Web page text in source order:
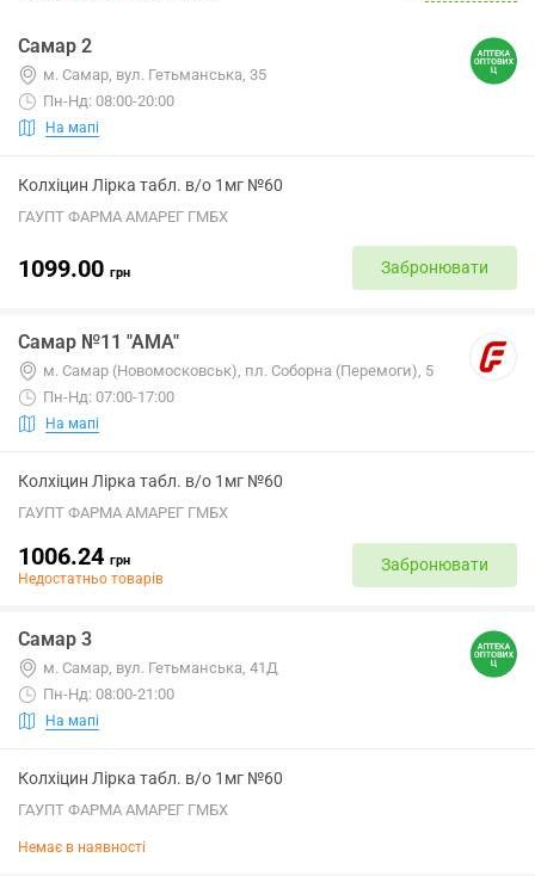
Самар 2
м. Самар, вул. Гетьманська, 35
Пн-Нд: 08:00-20:00
На мапі
Колхіцин Лірка табл. в/о 1мг №60
ГАУПТ ФАРМА АМАРЕГ ГМБХ
1099.00 грн Забронювати
Самар №11 "АМА"
м. Самар (Новомосковськ), пл. Соборна (Перемоги), 5
Пн-Нд: 07:00-17:00
На мапі
Колхіцин Лірка табл. в/о 1мг №60
ГАУПТ ФАРМА АМАРЕГ ГМБХ
1006.24 грн
Недостатньо товарів
Забронювати
Самар 3
м. Самар, вул. Гетьманська, 41Д
Пн-Нд: 08:00-21:00
На мапі
Колхіцин Лірка табл. в/о 1мг №60
ГАУПТ ФАРМА АМАРЕГ ГМБХ
Немає в наявності